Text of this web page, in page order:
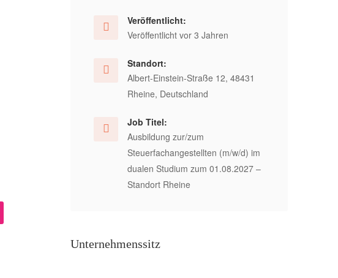
Veröffentlicht:
Veröffentlicht vor 3 Jahren
Standort:
Albert-Einstein-Straße 12, 48431
Rheine, Deutschland
Job Titel:
Ausbildung zur/zum
Steuerfachangestellten (m/w/d) im
dualen Studium zum 01.08.2027 –
Standort Rheine
Unternehmenssitz